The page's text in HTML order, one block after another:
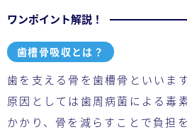
歯槽骨吸収とは？
歯を支える骨を歯槽骨といいま
原因としては歯周病菌による毒
かかり、骨を減らすことで負担